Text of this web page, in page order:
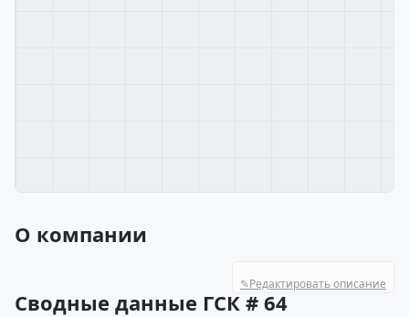
О компании
✎Редактировать описание
Сводные данные ГСК # 64